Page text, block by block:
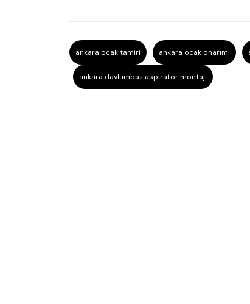
ankara ocak tamiri ankara ocak onarımı
ankara davlumbaz aspiratör montajı